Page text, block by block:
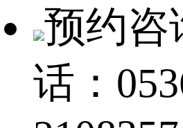
预约咨
话：